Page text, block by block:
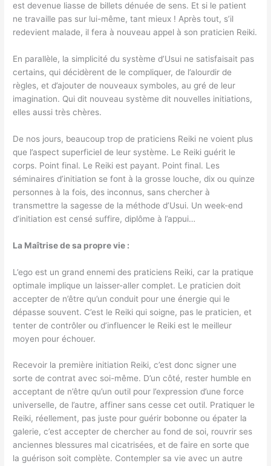
est devenue liasse de billets dénuée de sens. Et si le patient
ne travaille pas sur lui-même, tant mieux ! Après tout, s’il
redevient malade, il fera à nouveau appel à son praticien Reiki.
En parallèle, la simplicité du système d’Usui ne satisfaisait pas
certains, qui décidèrent de le compliquer, de l’alourdir de
règles, et d’ajouter de nouveaux symboles, au gré de leur
imagination. Qui dit nouveau système dit nouvelles initiations,
elles aussi très chères.
De nos jours, beaucoup trop de praticiens Reiki ne voient plus
que l’aspect superficiel de leur système. Le Reiki guérit le
corps. Point final. Le Reiki est payant. Point final. Les
séminaires d’initiation se font à la grosse louche, dix ou quinze
personnes à la fois, des inconnus, sans chercher à
transmettre la sagesse de la méthode d’Usui. Un week-end
d’initiation est censé suffire, diplôme à l’appui…
La Maîtrise de sa propre vie :
L’ego est un grand ennemi des praticiens Reiki, car la pratique
optimale implique un laisser-aller complet. Le praticien doit
accepter de n’être qu’un conduit pour une énergie qui le
dépasse souvent. C’est le Reiki qui soigne, pas le praticien, et
tenter de contrôler ou d’influencer le Reiki est le meilleur
moyen pour échouer.
Recevoir la première initiation Reiki, c’est donc signer une
sorte de contrat avec soi-même. D’un côté, rester humble en
acceptant de n’être qu’un outil pour l’expression d’une force
universelle, de l’autre, affiner sans cesse cet outil. Pratiquer le
Reiki, réellement, pas juste pour guérir bobonne ou épater la
galerie, c’est accepter de chercher au fond de soi, rouvrir ses
anciennes blessures mal cicatrisées, et de faire en sorte que
la guérison soit complète. Contempler sa vie avec un autre